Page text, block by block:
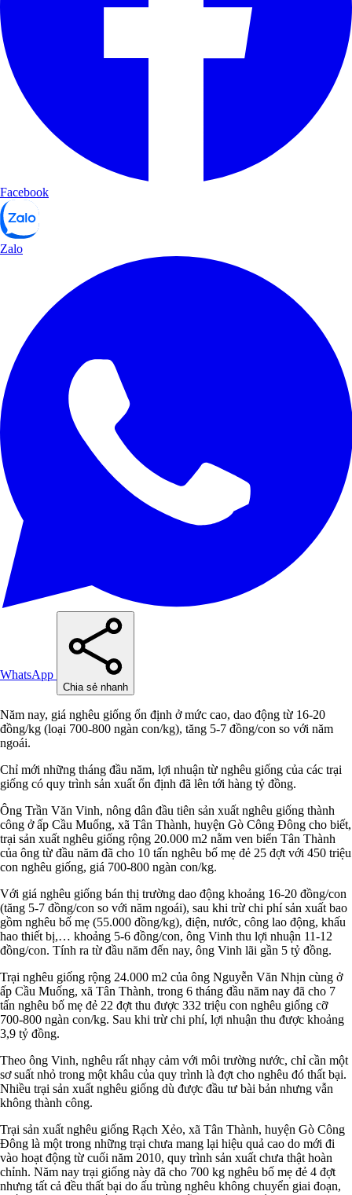
Facebook
Zalo
WhatsApp
Chia sẻ nhanh
Năm nay, giá nghêu giống ổn định ở mức cao, dao động từ 16-20
đồng/kg (loại 700-800 ngàn con/kg), tăng 5-7 đồng/con so với năm
ngoái.
Chỉ mới những tháng đầu năm, lợi nhuận từ nghêu giống của các trại
giống có quy trình sản xuất ổn định đã lên tới hàng tỷ đồng.
Ông Trần Văn Vinh, nông dân đầu tiên sản xuất nghêu giống thành
công ở ấp Cầu Muống, xã Tân Thành, huyện Gò Công Đông cho biết,
trại sản xuất nghêu giống rộng 20.000 m2 nằm ven biển Tân Thành
của ông từ đầu năm đã cho 10 tấn nghêu bố mẹ đẻ 25 đợt với 450 triệu
con nghêu giống, giá 700-800 ngàn con/kg.
Với giá nghêu giống bán thị trường dao động khoảng 16-20 đồng/con
(tăng 5-7 đồng/con so với năm ngoái), sau khi trừ chi phí sản xuất bao
gồm nghêu bố mẹ (55.000 đồng/kg), điện, nước, công lao động, khấu
hao thiết bị,… khoảng 5-6 đồng/con, ông Vinh thu lợi nhuận 11-12
đồng/con. Tính ra từ đầu năm đến nay, ông Vinh lãi gần 5 tỷ đồng.
Trại nghêu giống rộng 24.000 m2 của ông Nguyễn Văn Nhịn cùng ở
ấp Cầu Muống, xã Tân Thành, trong 6 tháng đầu năm nay đã cho 7
tấn nghêu bố mẹ đẻ 22 đợt thu được 332 triệu con nghêu giống cỡ
700-800 ngàn con/kg. Sau khi trừ chi phí, lợi nhuận thu được khoảng
3,9 tỷ đồng.
Theo ông Vinh, nghêu rất nhạy cảm với môi trường nước, chỉ cần một
sơ suất nhỏ trong một khâu của quy trình là đợt cho nghêu đó thất bại.
Nhiều trại sản xuất nghêu giống dù được đầu tư bài bản nhưng vẫn
không thành công.
Trại sản xuất nghêu giống Rạch Xẻo, xã Tân Thành, huyện Gò Công
Đông là một trong những trại chưa mang lại hiệu quả cao do mới đi
vào hoạt động từ cuối năm 2010, quy trình sản xuất chưa thật hoàn
chỉnh. Năm nay trại giống này đã cho 700 kg nghêu bố mẹ đẻ 4 đợt
nhưng tất cả đều thất bại do ấu trùng nghêu không chuyển giai đoạn,